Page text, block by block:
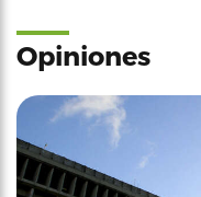
Opiniones